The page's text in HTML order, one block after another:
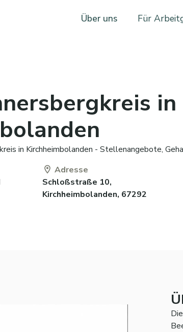
Über uns Für
in
in Kirchheimbolanden - Stellenangebote,
Adresse
Schloßstraße 10,
Kirchheimbolanden, 67292
Die